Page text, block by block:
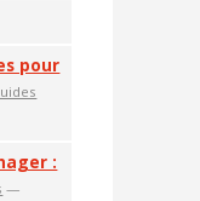
pour
:
—